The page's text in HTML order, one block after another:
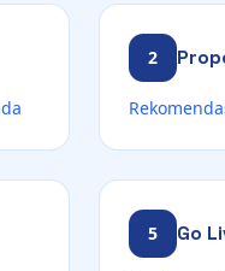
2
5 Go